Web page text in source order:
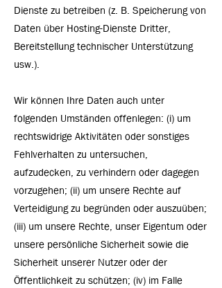
Dienste zu betreiben (z. B. Speicherung von
Daten über Hosting-Dienste Dritter,
Bereitstellung technischer Unterstützung
usw.).
Wir können Ihre Daten auch unter
folgenden Umständen offenlegen: (i) um
rechtswidrige Aktivitäten oder sonstiges
Fehlverhalten zu untersuchen,
aufzudecken, zu verhindern oder dagegen
vorzugehen; (ii) um unsere Rechte auf
Verteidigung zu begründen oder auszuüben;
(iii) um unsere Rechte, unser Eigentum oder
unsere persönliche Sicherheit sowie die
Sicherheit unserer Nutzer oder der
Öffentlichkeit zu schützen; (iv) im Falle